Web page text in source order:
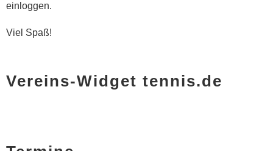
einloggen.
Viel Spaß!
Vereins-Widget tennis.de